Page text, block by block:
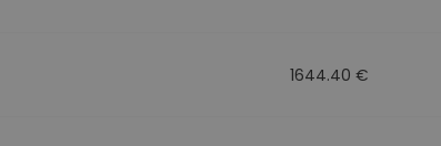
1644.40 €